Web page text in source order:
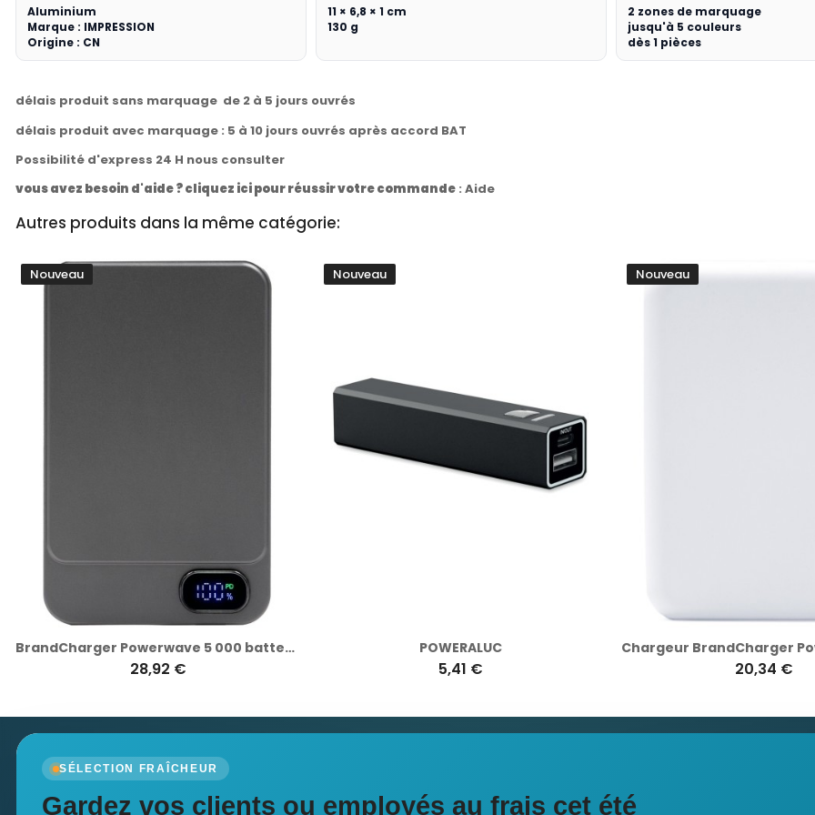
Aluminium
Marque : IMPRESSION
Origine : CN
11 × 6,8 × 1 cm
130 g
2 zones de marquage
jusqu'à 5 couleurs
dès 1 pièces
délais produit sans marquage de 2 à 5 jours ouvrés
délais produit avec marquage : 5 à 10 jours ouvrés après accord BAT
Possibilité d'express 24 H nous consulter
vous avez besoin d'aide ? cliquez ici pour réussir votre commande : Aide
Autres produits dans la même catégorie:
Nouveau
BrandCharger Powerwave 5 000 batterie sans fil
28,92 €
Nouveau
POWERALUC
5,41 €
Nouveau
20,34 €
SÉLECTION FRAÎCHEUR
Gardez vos clients ou employés au frais cet été
Newsletter